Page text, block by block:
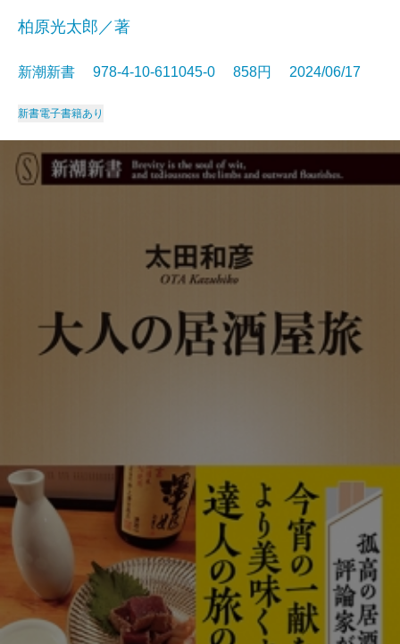
柏原光太郎／著
新潮新書 978-4-10-611045-0 858円 2024/06/17
新書電子書籍あり